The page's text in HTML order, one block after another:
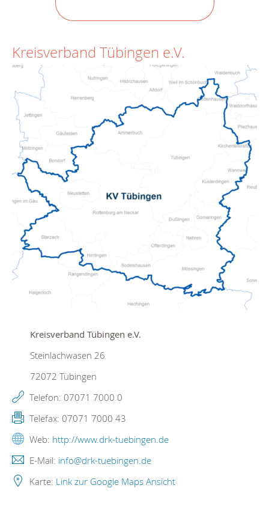
Kreisverband Tübingen e.V.
Kreisverband Tübingen e.V.
Steinlachwasen 26
72072 Tübingen
Telefon: 07071 7000 0
Telefax: 07071 7000 43
Web: http://www.drk-tuebingen.de
E-Mail: info@drk-tuebingen.de
Karte: Link zur Google Maps Ansicht